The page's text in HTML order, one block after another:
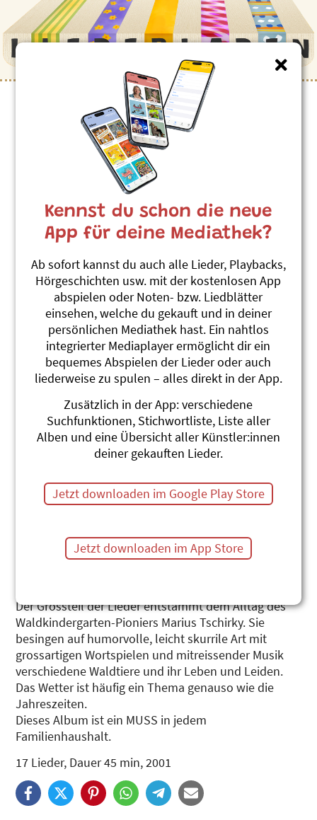
Verschreckjäger
Marius und die Jagdkapelle
Tiere schiesst, sondern diese nur erschreckt. Alle
Mitglieder von Marius & die Jagdkapelle sind ihres
Verschreckjäger ist auch der Titel ihres allerersten
Lieder-Albums, die Marius und seine Jagdkapelle
Der Grossteil der Lieder entstammt dem Alltag des
Waldkindergarten-Pioniers Marius Tschirky. Sie
besingen auf humorvolle, leicht skurrile Art mit
grossartigen Wortspielen und mitreissender Musik
verschiedene Waldtiere und ihr Leben und Leiden.
Das Wetter ist häufig ein Thema genauso wie die
Jahreszeiten.
Dieses Album ist ein MUSS in jedem
Familienhaushalt.
17 Lieder, Dauer 45 min, 2001
Kennst du schon die neue
App für deine Mediathek?
Ab sofort kannst du auch alle Lieder, Playbacks,
Hörgeschichten usw. mit der kostenlosen App
abspielen oder Noten- bzw. Liedblätter
einsehen, welche du gekauft und in deiner
persönlichen Mediathek hast. Ein nahtlos
integrierter Mediaplayer ermöglicht dir ein
bequemes Abspielen der Lieder oder auch
liederweise zu spulen – alles direkt in der App.
Zusätzlich in der App: verschiedene
Suchfunktionen, Stichwortliste, Liste aller
Alben und eine Übersicht aller Künstler:innen
deiner gekauften Lieder.
Jetzt downloaden im Google Play Store
Jetzt downloaden im App Store